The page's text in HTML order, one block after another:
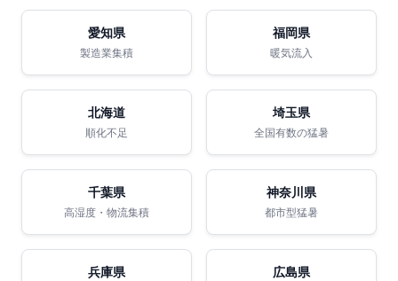
愛知県
製造業集積
福岡県
暖気流入
北海道
順化不足
埼玉県
全国有数の猛暑
千葉県
高湿度・物流集積
神奈川県
都市型猛暑
兵庫県 広島県